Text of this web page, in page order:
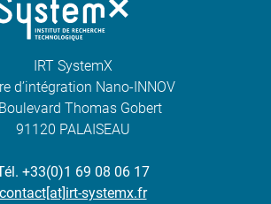
IRT SystemX
d’intégration Nano-INNOV
Thomas Gobert
91120 PALAISEAU
+33(0)1 69 08 06 17
contact[at]irt-systemx.fr